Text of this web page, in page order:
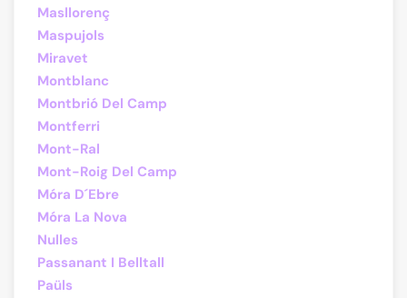
Masllorenç
Maspujols
Miravet
Montblanc
Montbrió Del Camp
Montferri
Mont-Ral
Mont-Roig Del Camp
Móra D´Ebre
Móra La Nova
Nulles
Passanant I Belltall
Paüls